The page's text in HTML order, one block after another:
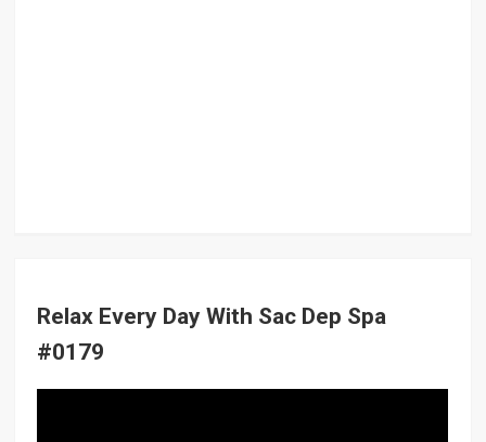
Relax Every Day With Sac Dep Spa
#0179